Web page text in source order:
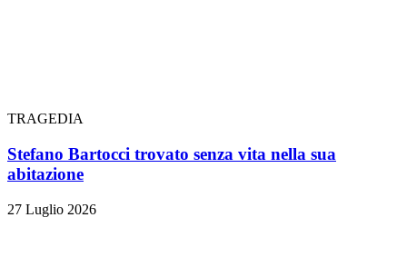
TRAGEDIA
Stefano Bartocci trovato senza vita nella sua
abitazione
27 Luglio 2026